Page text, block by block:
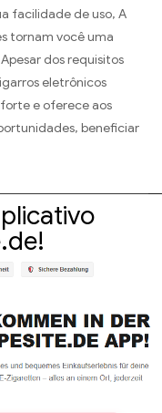
facilidade de uso, A
tornam você uma
dos requisitos
eletrônicos
e oferece aos
beneficiar